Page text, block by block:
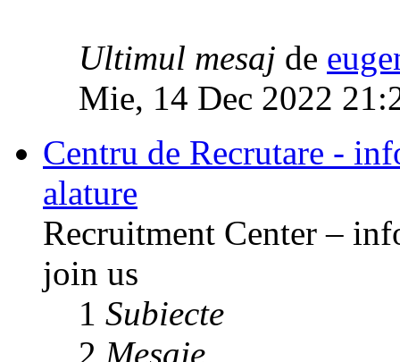
Ultimul mesaj de
Mie, 14 Dec 2022
Centru de Recrutare -
alature
Recruitment Center –
join us
1 Subiecte
2 Mesaje